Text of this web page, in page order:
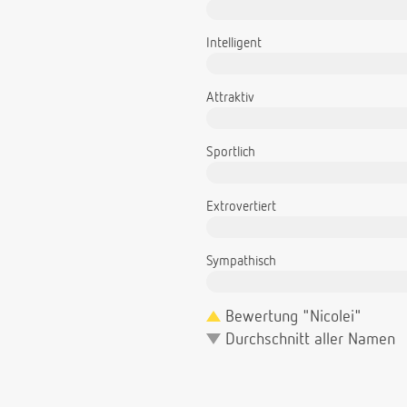
Intelligent
Attraktiv
Sportlich
Extrovertiert
Sympathisch
Bewertung "Nicolei"
Durchschnitt aller Namen